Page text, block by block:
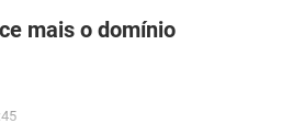
mais o domínio